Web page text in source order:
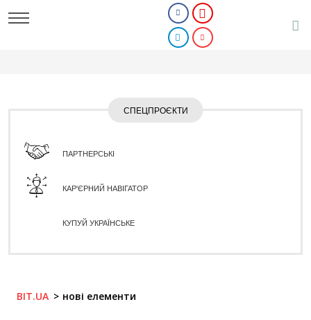
СПЕЦПРОЄКТИ
ПАРТНЕРСЬКІ
КАР'ЄРНИЙ НАВІГАТОР
КУПУЙ УКРАЇНСЬКЕ
BIT.UA нові елементи